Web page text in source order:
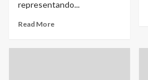
representando...
Read More